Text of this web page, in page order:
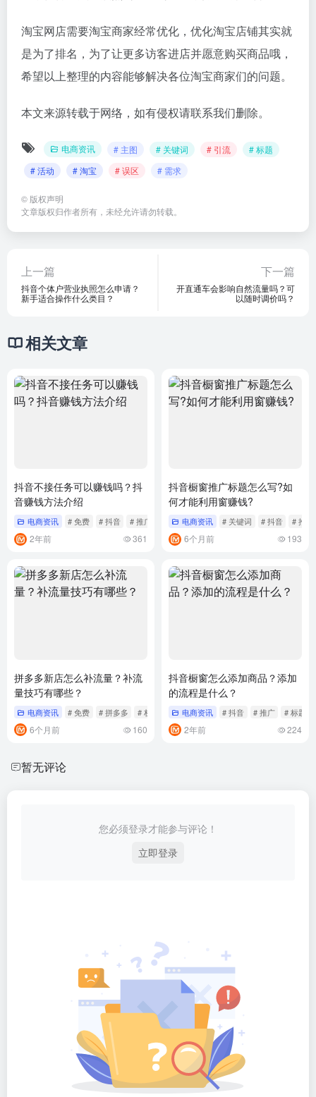
淘宝网店需要淘宝商家经常优化，优化淘宝店铺其实就
是为了排名，为了让更多访客进店并愿意购买商品哦，
希望以上整理的内容能够解决各位淘宝商家们的问题。
本文来源转载于网络，如有侵权请联系我们删除。
电商资讯 # 主图 # 关键词 # 引流
# 标题
# 活动
# 淘宝 # 误区 # 需求
© 版权声明
文章版权归作者所有，未经允许请勿转载。
上一篇
抖音个体户营业执照怎么申请？
新手适合操作什么类目？
下一篇
开直通车会影响自然流量吗？可
以随时调价吗？
相关文章
抖音不接任务可以赚钱吗？抖
音赚钱方法介绍
电商资讯 # 免费 # 抖音 # 推广
2年前 361
抖音橱窗推广标题怎么写?如
何才能利用窗赚钱?
电商资讯 # 关键词 # 抖音 # 推广
6个月前 193
拼多多新店怎么补流量？补流
量技巧有哪些？
电商资讯 # 免费 # 拼多多 # 权重
6个月前 160
抖音橱窗怎么添加商品？添加
的流程是什么？
电商资讯 # 抖音 # 推广 # 标题
2年前 224
暂无评论
您必须登录才能参与评论！
立即登录